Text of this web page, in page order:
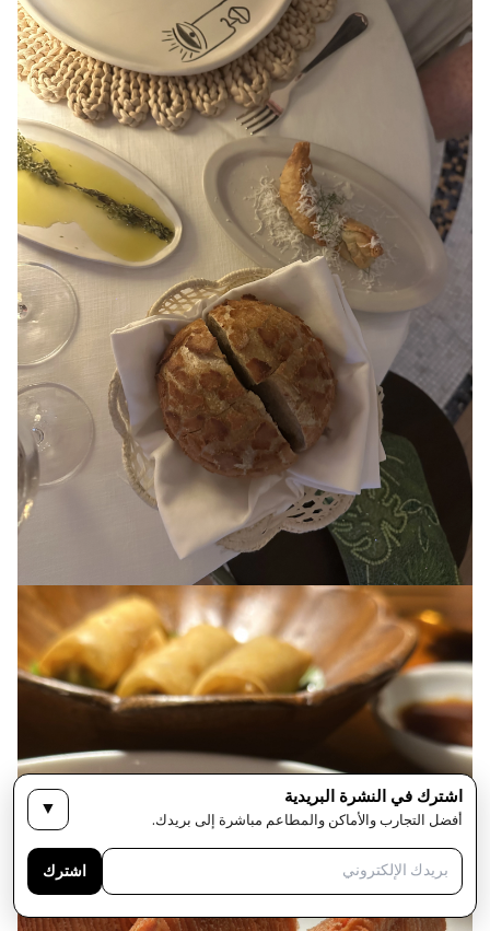
اشترك في النشرة البريدية
أفضل التجارب والأماكن والمطاعم مباشرة إلى بريدك.
▼
اشترك